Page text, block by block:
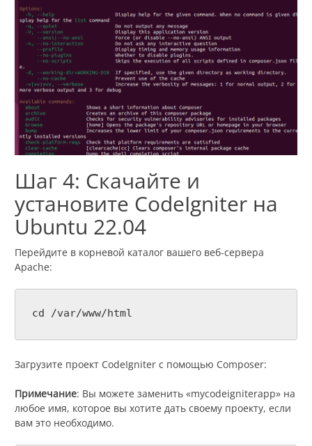
Шаг 4: Скачайте и
установите CodeIgniter на
Ubuntu 22.04
Перейдите в корневой каталог вашего веб-сервера
Apache:
cd /var/www/html
Загрузите проект CodeIgniter с помощью Composer:
Примечание: Вы можете заменить «mycodeigniterapp» на
любое имя, которое вы хотите дать своему проекту, если
вам это необходимо.